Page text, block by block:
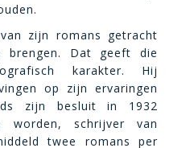
zijn romans getracht
Dat geeft die
karakter. Hij
op zijn ervaringen
zijn besluit in 1932
worden, schrijver van
twee romans per